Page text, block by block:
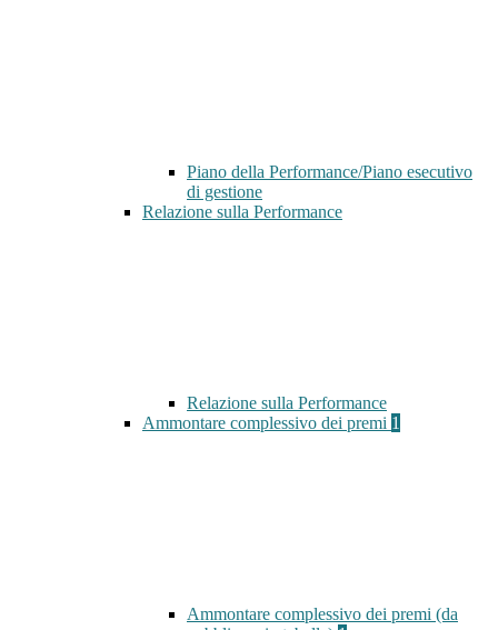
Piano della Performance/Piano esecutivo
di gestione
Relazione sulla Performance
Relazione sulla Performance
Ammontare complessivo dei premi 1
Ammontare complessivo dei premi (da